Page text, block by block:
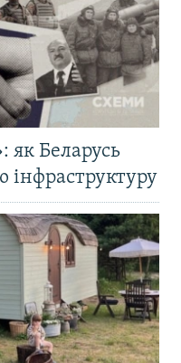
як Беларусь
інфраструктуру